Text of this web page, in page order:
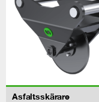
Asfaltsskärare